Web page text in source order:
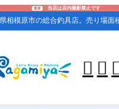
重要 当店は店内撮影禁止です
相模原市の総合釣具店。売り場面
 